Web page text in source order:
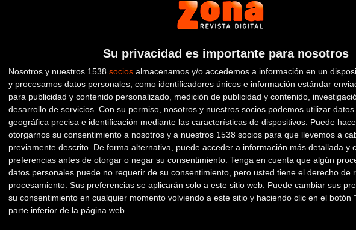
Su privacidad es importante para nosotros
Nosotros y nuestros 1538 socios almacenamos y/o accedemos a información en un
y procesamos datos personales, como identificadores únicos e información estándar
para publicidad y contenido personalizado, medición de publicidad y contenido,
desarrollo de servicios. Con su permiso, nosotros y nuestros socios podemos utilizar
geográfica precisa e identificación mediante las características de dispositivos. Puede
otorgarnos su consentimiento a nosotros y a nuestros 1538 socios para que llevemos a
previamente descrito. De forma alternativa, puede acceder a información más detallada y
preferencias antes de otorgar o negar su consentimiento. Tenga en cuenta que algún
datos personales puede no requerir de su consentimiento, pero usted tiene el derecho de
procesamiento. Sus preferencias se aplicarán solo a este sitio web. Puede cambiar sus
su consentimiento en cualquier momento volviendo a este sitio y haciendo clic en el botón
parte inferior de la página web.
2016: 10:00.
UCI MTB Marathon Series 2016 y se disputa según el reglamento
categorías Elite UCI femenina y masculina, y de la RFEC (Real Federación